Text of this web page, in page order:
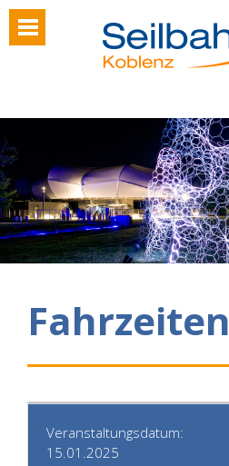
Fahrzeiten
Veranstaltungsdatum:
15.01.2025